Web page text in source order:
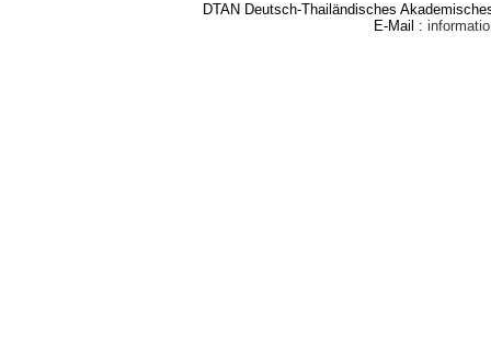
DTAN Deutsch-Thailändisches
E-Mail :